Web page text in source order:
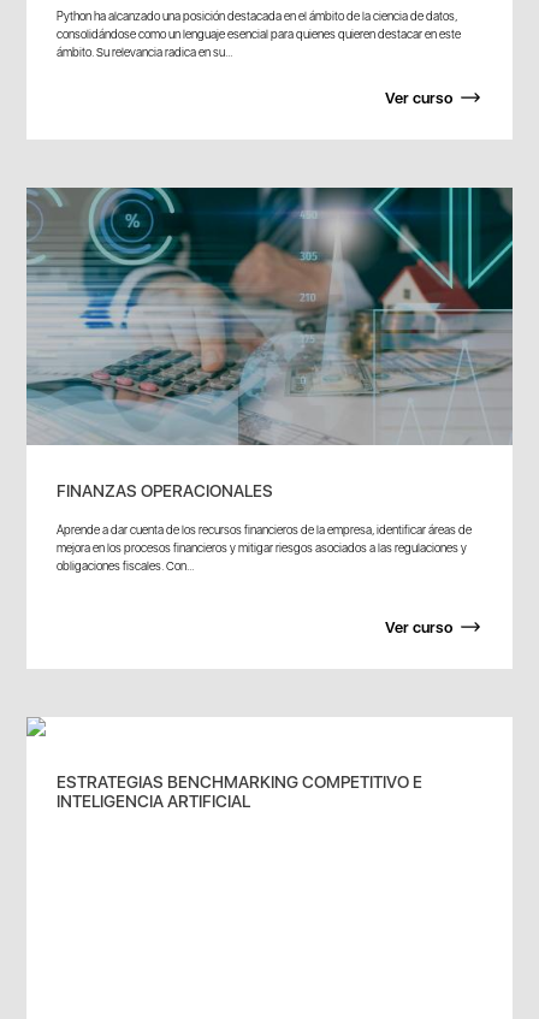
Python ha alcanzado una posición destacada en el ámbito de la ciencia de datos,
consolidándose como un lenguaje esencial para quienes quieren destacar en este
ámbito. Su relevancia radica en su...
Ver curso
FINANZAS OPERACIONALES
Aprende a dar cuenta de los recursos financieros de la empresa, identificar áreas de
mejora en los procesos financieros y mitigar riesgos asociados a las regulaciones y
obligaciones fiscales. Con...
Ver curso
ESTRATEGIAS BENCHMARKING COMPETITIVO E
INTELIGENCIA ARTIFICIAL